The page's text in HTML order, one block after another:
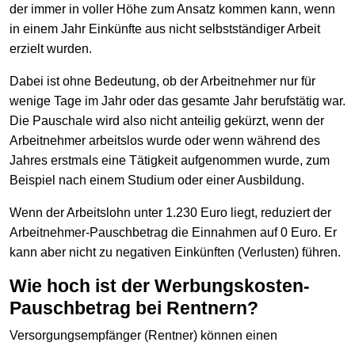
der immer in voller Höhe zum Ansatz kommen kann, wenn
in einem Jahr Einkünfte aus nicht selbstständiger Arbeit
erzielt wurden.
Dabei ist ohne Bedeutung, ob der Arbeitnehmer nur für
wenige Tage im Jahr oder das gesamte Jahr berufstätig war.
Die Pauschale wird also nicht anteilig gekürzt, wenn der
Arbeitnehmer arbeitslos wurde oder wenn während des
Jahres erstmals eine Tätigkeit aufgenommen wurde, zum
Beispiel nach einem Studium oder einer Ausbildung.
Wenn der Arbeitslohn unter 1.230 Euro liegt, reduziert der
Arbeitnehmer-Pauschbetrag die Einnahmen auf 0 Euro. Er
kann aber nicht zu negativen Einkünften (Verlusten) führen.
Wie hoch ist der Werbungskosten-
Pauschbetrag bei Rentnern?
Versorgungsempfänger (Rentner) können einen